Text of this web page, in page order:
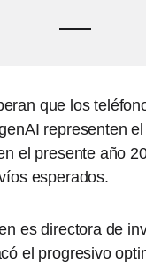
que los
representen el
el presente año
esperados.
es directora de
el progresivo